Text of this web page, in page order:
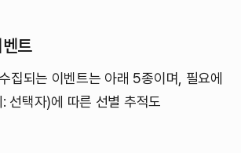
트
집되는 이벤트는 아래 5종이며, 필요에
선택자)에 따른 선별 추적도